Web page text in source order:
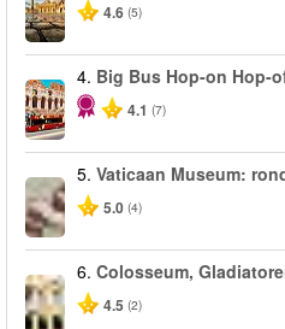
4.6 (5)
4. Big Bus Hop-on Hop-
4.1 (7)
5. Vaticaan Museum:
5.0 (4)
6. Colosseum,
4.5 (2)